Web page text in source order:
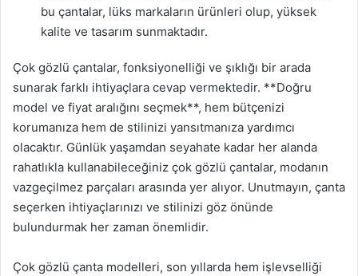
bu çantalar, lüks markaların ürünleri olup, yüksek
kalite ve tasarım sunmaktadır.
Çok gözlü çantalar, fonksiyonelliği ve şıklığı bir arada
sunarak farklı ihtiyaçlara cevap vermektedir. **Doğru
model ve fiyat aralığını seçmek**, hem bütçenizi
korumanıza hem de stilinizi yansıtmanıza yardımcı
olacaktır. Günlük yaşamdan seyahate kadar her alanda
rahatlıkla kullanabileceğiniz çok gözlü çantalar, modanın
vazgeçilmez parçaları arasında yer alıyor. Unutmayın, çanta
seçerken ihtiyaçlarınızı ve stilinizi göz önünde
bulundurmak her zaman önemlidir.
Çok gözlü çanta modelleri, son yıllarda hem işlevselliği